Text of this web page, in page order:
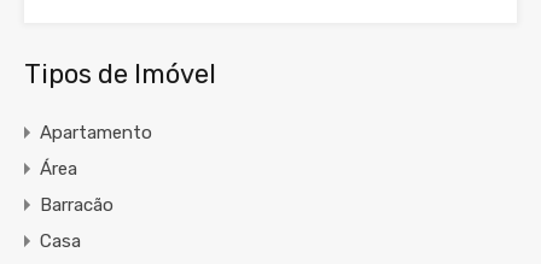
Tipos de Imóvel
Apartamento
Área
Barracão
Casa